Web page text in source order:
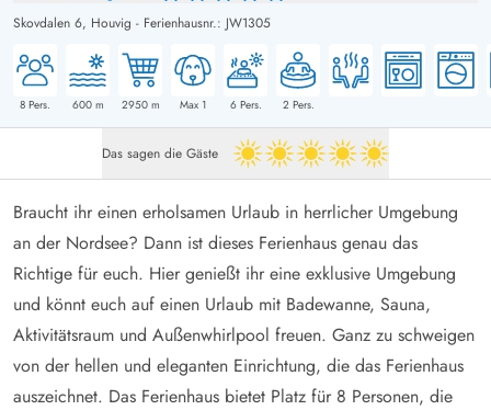
Skovdalen 6, Houvig - Ferienhausnr.: JW1305
8 Pers. 600m 2950m Max 1 6Pers. 2 Pers.
Das sagen die Gäste 5 von 5
Braucht ihr einen erholsamen Urlaub in herrlicher Umgebung
an der Nordsee? Dann ist dieses Ferienhaus genau das
Richtige für euch. Hier genießt ihr eine exklusive Umgebung
und könnt euch auf einen Urlaub mit Badewanne, Sauna,
Aktivitätsraum und Außenwhirlpool freuen. Ganz zu schweigen
von der hellen und eleganten Einrichtung, die das Ferienhaus
auszeichnet. Das Ferienhaus bietet Platz für 8 Personen, die